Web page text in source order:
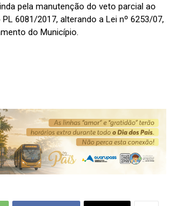
pela manutenção do veto parcial ao
6081/2017, alterando a Lei nº 6253/07,
do Município.